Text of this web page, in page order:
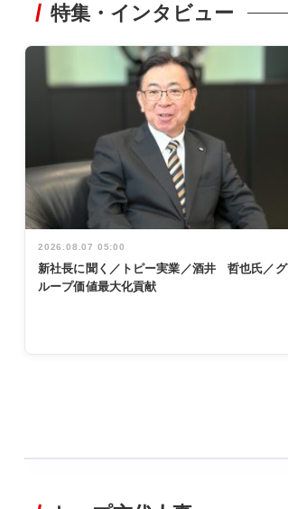
特集・インタビュー
2026.08.07 05:00
新社長に聞く／トピー実業／酒井 哲也氏／グ
ループ価値最大化貢献